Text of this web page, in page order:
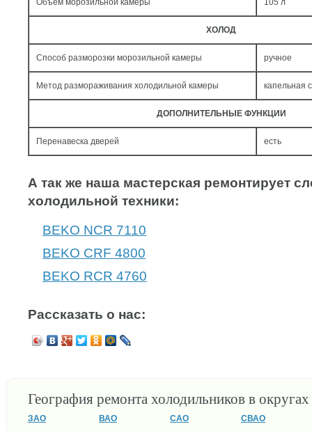
Объем морозильной камеры 105 л
ХОЛОД
Способ разморозки морозильной камеры ручное
Метод размораживания холодильной камеры капельная
ДОПОЛНИТЕЛЬНЫЕ ФУНКЦИИ
Перенавеска дверей есть
А так же наша мастерская ремонтирует
холодильной техники:
BEKO NCR 7110
BEKO CRF 4800
BEKO RCR 4760
Рассказать о нас:
География ремонта холодильников в
ЗАО ВАО САО СВАО